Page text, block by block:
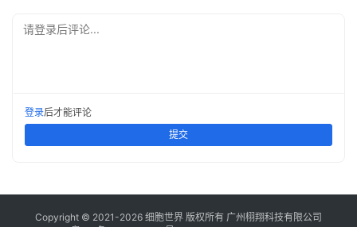
请登录后评论...
登录后才能评论
提交
Copyright © 2021-2026 细胞世界 版权所有 广州栩翔科技有限公司